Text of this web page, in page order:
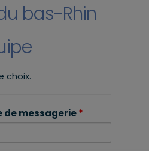
bas-Rhin
choix.
de messagerie*